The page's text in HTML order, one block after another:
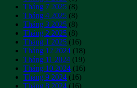
Tháng 7 2025 (8)
Tháng 4 2025 (8)
Tháng 3 2025 (8)
Tháng 2 2025 (8)
Tháng 1 2025 (16)
Tháng 12 2024 (18)
Tháng 11 2024 (19)
Tháng 10 2024 (16)
Tháng 9 2024 (16)
Tháng 8 2024 (16)